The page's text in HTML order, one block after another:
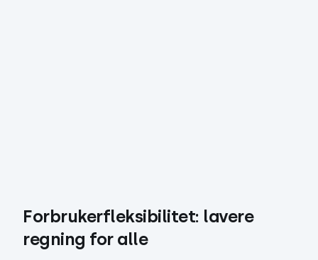
Forbrukerfleksibilitet: lavere
regning for alle